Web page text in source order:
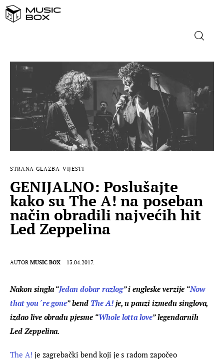
NASLOVNICA
DOMAĆA GLAZBA
STRANA GLAZBA
FILM
MUSIC BOX
STRANA GLAZBA VIJESTI
GENIJALNO: Poslušajte
kako su The A! na poseban
način obradili najvećih hit
Led Zeppelina
AUTOR MUSIC BOX 13.04.2017.
Nakon singla “Jedan dobar razlog” i engleske verzije “Now
that you´re gone” bend The A! je, u pauzi između singlova,
izdao live obradu pjesme “Whole lotta love” legendarnih
Led Zeppelina.
The A! je zagrebački bend koji je s radom započeo